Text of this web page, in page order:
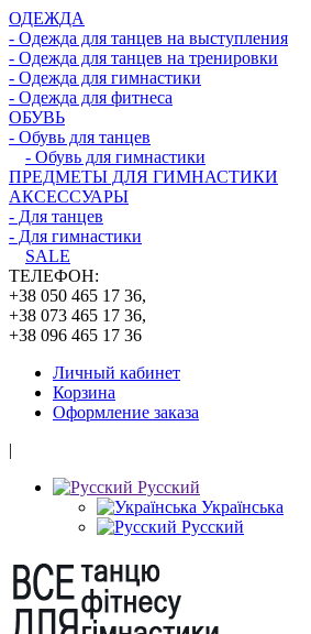
ОДЕЖДА
- Одежда для танцев на выступления
- Одежда для танцев на тренировки
- Одежда для гимнастики
- Одежда для фитнеса
ОБУВЬ
- Обувь для танцев
- Обувь для гимнастики
ПРЕДМЕТЫ ДЛЯ ГИМНАСТИКИ
АКСЕССУАРЫ
- Для танцев
- Для гимнастики
SALE
ТЕЛЕФОН:
+38 050 465 17 36,
+38 073 465 17 36,
+38 096 465 17 36
Личный кабинет
Корзина
Оформление заказа
|
Русский
Українська
Русский